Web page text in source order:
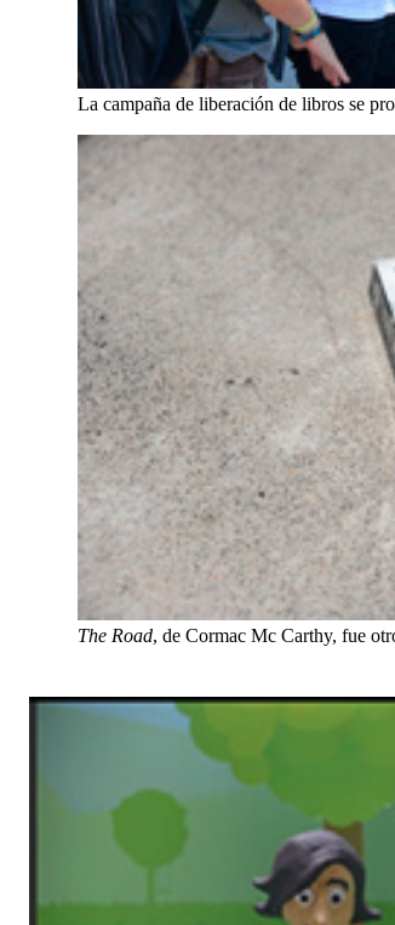
La campaña de liberación de libros se
The Road, de Cormac Mc Carthy, fue